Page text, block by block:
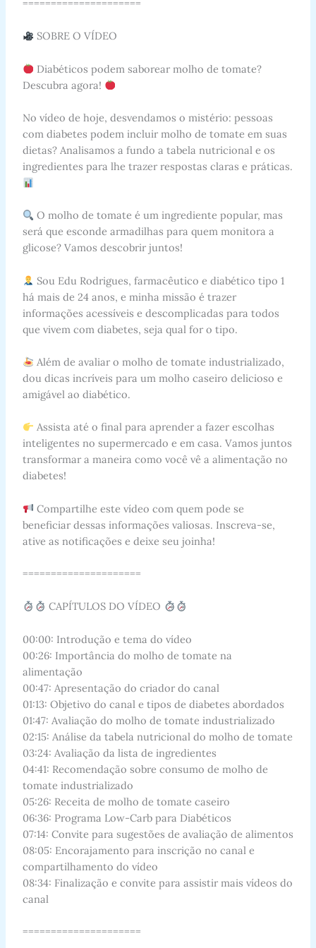
=====================
SOBRE O VÍDEO
Diabéticos podem saborear molho de tomate?
Descubra agora!
No vídeo de hoje, desvendamos o mistério: pessoas
com diabetes podem incluir molho de tomate em suas
dietas? Analisamos a fundo a tabela nutricional e os
ingredientes para lhe trazer respostas claras e práticas.
O molho de tomate é um ingrediente popular, mas
será que esconde armadilhas para quem monitora a
glicose? Vamos descobrir juntos!
Sou Edu Rodrigues, farmacêutico e diabético tipo 1
há mais de 24 anos, e minha missão é trazer
informações acessíveis e descomplicadas para todos
que vivem com diabetes, seja qual for o tipo.
Além de avaliar o molho de tomate industrializado,
dou dicas incríveis para um molho caseiro delicioso e
amigável ao diabético.
Assista até o final para aprender a fazer escolhas
inteligentes no supermercado e em casa. Vamos juntos
transformar a maneira como você vê a alimentação no
diabetes!
Compartilhe este vídeo com quem pode se
beneficiar dessas informações valiosas. Inscreva-se,
ative as notificações e deixe seu joinha!
=====================
CAPÍTULOS DO VÍDEO
00:00: Introdução e tema do vídeo
00:26: Importância do molho de tomate na
alimentação
00:47: Apresentação do criador do canal
01:13: Objetivo do canal e tipos de diabetes abordados
01:47: Avaliação do molho de tomate industrializado
02:15: Análise da tabela nutricional do molho de tomate
03:24: Avaliação da lista de ingredientes
04:41: Recomendação sobre consumo de molho de
tomate industrializado
05:26: Receita de molho de tomate caseiro
06:36: Programa Low-Carb para Diabéticos
07:14: Convite para sugestões de avaliação de alimentos
08:05: Encorajamento para inscrição no canal e
compartilhamento do vídeo
08:34: Finalização e convite para assistir mais vídeos do
canal
=====================